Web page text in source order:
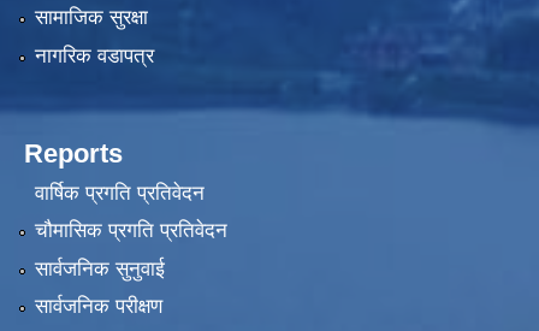
सामाजिक सुरक्षा
नागरिक वडापत्र
Reports
वार्षिक प्रगति प्रतिवेदन
चौमासिक प्रगति प्रतिवेदन
सार्वजनिक सुनुवाई
सार्वजनिक परीक्षण